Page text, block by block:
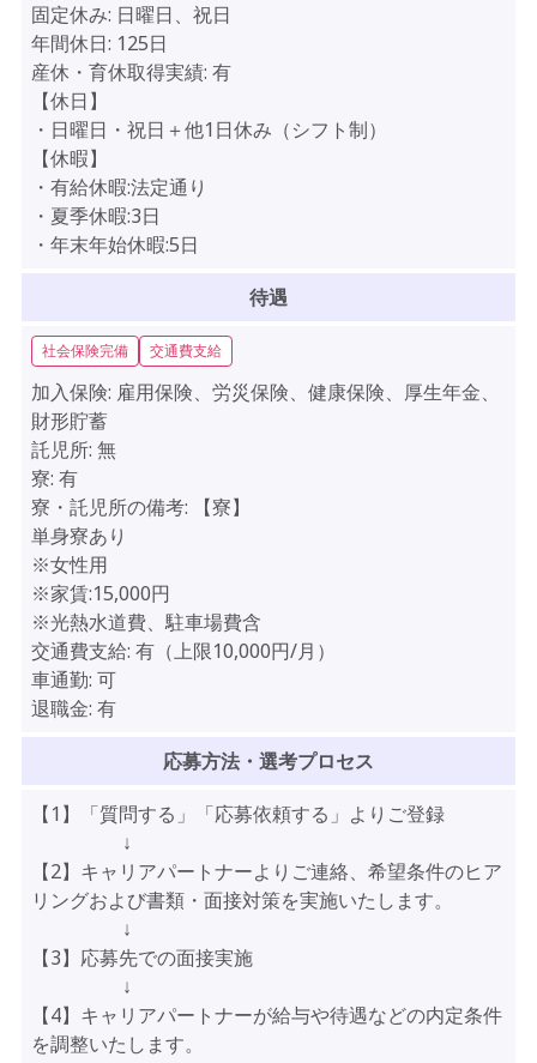
固定休み: 日曜日、祝日
年間休日: 125日
産休・育休取得実績: 有
【休日】
・日曜日・祝日＋他1日休み（シフト制）
【休暇】
・有給休暇:法定通り
・夏季休暇:3日
・年末年始休暇:5日
待遇
社会保険完備 交通費支給
加入保険: 雇用保険、労災保険、健康保険、厚生年金、
財形貯蓄
託児所: 無
寮: 有
寮・託児所の備考:
【寮】
単身寮あり
※女性用
※家賃:15,000円
※光熱水道費、駐車場費含
交通費支給: 有（上限10,000円/月）
車通勤: 可
退職金: 有
応募方法・選考プロセス
【1】「質問する」「応募依頼する」よりご登録
↓
【2】キャリアパートナーよりご連絡、希望条件のヒア
リングおよび書類・面接対策を実施いたします。
↓
【3】応募先での面接実施
↓
【4】キャリアパートナーが給与や待遇などの内定条件
を調整いたします。